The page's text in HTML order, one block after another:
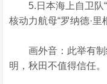
5.日本海上自卫队“
核动力航母“罗纳德·里
画外音：此举有制
明，秋田不值得信任。